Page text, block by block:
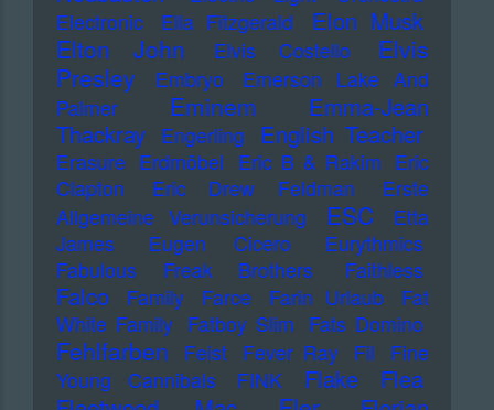
Electronic
Ella Fitzgerald Elon Musk
Elton John Elvis Costello
Elvis
Presley
Embryo
Emerson Lake And
Palmer
Eminem
Emma-Jean
Thackray
Engerling English Teacher
Erasure Erdmöbel Eric B & Rakim Eric
Clapton
Eric Drew Feldman
Erste
Allgemeine Verunsicherung
ESC
Etta
James
Eugen Cicero
Eurythmics
Fabulous Freak Brothers
Faithless
Falco Family Farce Farin Urlaub
Fat
White Family Fatboy Slim Fats Domino
Fehlfarben Feist Fever Ray Fil
Fine
Young Cannibals
FINK Flake
Flea